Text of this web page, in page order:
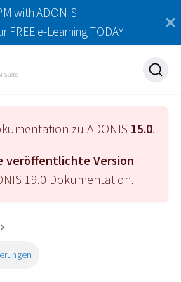
with ADONIS |
FREE e-Learning TODAY
zu ADONIS 15.0.
veröffentlichte Version
19.0 Dokumentation.